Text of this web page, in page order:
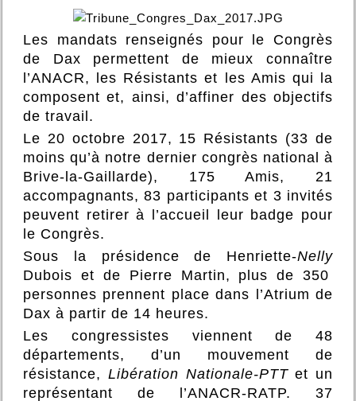
Les mandats renseignés pour le Congrès
de Dax permettent de mieux connaître
l’ANACR, les Résistants et les Amis qui la
composent et, ainsi, d’affiner des objectifs
de travail.
Le 20 octobre 2017, 15 Résistants (33 de
moins qu’à notre dernier congrès national à
Brive-la-Gaillarde), 175 Amis, 21
accompagnants, 83 participants et 3 invités
peuvent retirer à l’accueil leur badge pour
le Congrès.
Sous la présidence de Henriette-Nelly
Dubois et de Pierre Martin, plus de 350
personnes prennent place dans l’Atrium de
Dax à partir de 14 heures.
Les congressistes viennent de 48
départements, d’un mouvement de
résistance, Libération Nationale-PTTet un
représentant de l’ANACR-RATP. 37